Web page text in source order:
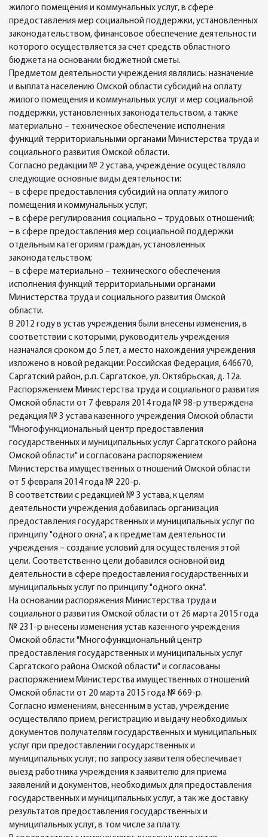
жилого помещения и коммунальных услуг, в сфере
предоставления мер социальной поддержки, установленных
законодательством, финансовое обеспечение деятельности
которого осуществляется за счет средств областного
бюджета на основании бюджетной сметы.
Предметом деятельности учреждения являлись: назначение
и выплата населению Омской области субсидий на оплату
жилого помещения и коммунальных услуг и мер социальной
поддержки, установленных законодательством, а также
материально – техническое обеспечение исполнения
функций территориальными органами Министерства труда и
социального развития Омской области.
Согласно редакции № 2 устава, учреждение осуществляло
следующие основные виды деятельности:
– в сфере предоставления субсидий на оплату жилого
помещения и коммунальных услуг;
– в сфере регулирования социально – трудовых отношений;
– в сфере предоставления мер социальной поддержки
отдельным категориям граждан, установленных
законодательством;
– в сфере материально – технического обеспечения
исполнения функций территориальными органами
Министерства труда и социального развития Омской
области.
В 2012 году в устав учреждения были внесены изменения, в
соответствии с которыми, руководитель учреждения
назначался сроком до 5 лет, а место нахождения учреждения
изложено в новой редакции: Российская Федерация, 646670,
Саргатский район, р.п. Саргатское, ул. Октябрьская, д. 12а.
Распоряжением Министерства труда и социального развития
Омской области от 7 февраля 2014 года № 98-р утверждена
редакция № 3 устава казенного учреждения Омской области
"Многофункциональный центр предоставления
государственных и муниципальных услуг Саргатского района
Омской области" и согласована распоряжением
Министерства имущественных отношений Омской области
от 5 февраля 2014 года № 220-р.
В соответствии с редакцией № 3 устава, к целям
деятельности учреждения добавилась организация
предоставления государственных и муниципальных услуг по
принципу "одного окна", а к предметам деятельности
учреждения – создание условий для осуществления этой
цели. Соответственно цели добавился основной вид
деятельности в сфере предоставления государственных и
муниципальных услуг по принципу "одного окна".
На основании распоряжения Министерства труда и
социального развития Омской области от 26 марта 2015 года
№ 231-р внесены изменения устав казенного учреждения
Омской области "Многофункциональный центр
предоставления государственных и муниципальных услуг
Саргатского района Омской области" и согласованы
распоряжением Министерства имущественных отношений
Омской области от 20 марта 2015 года № 669-р.
Согласно изменениям, внесенным в устав, учреждение
осуществляло прием, регистрацию и выдачу необходимых
документов получателям государственных и муниципальных
услуг при предоставлении государственных и
муниципальных услуг; по запросу заявителя обеспечивает
выезд работника учреждения к заявителю для приема
заявлений и документов, необходимых для предоставления
государственных и муниципальных услуг, а так же доставку
результатов предоставления государственных и
муниципальных услуг, в том числе за плату.